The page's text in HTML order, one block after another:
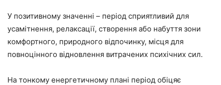
У позитивному значенні – період сприятливий для
усамітнення, релаксації, створення або набуття зони
комфортного, природного відпочинку, місця для
повноцінного відновлення витрачених психічних сил.
На тонкому енергетичному плані період обіцяє